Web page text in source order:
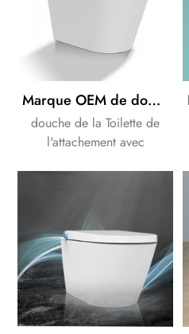
Marque OEM de douche Séparée attachement toilettes bidet électronique de la pièce jointe
douche de la Toilette de
l'attachement avec